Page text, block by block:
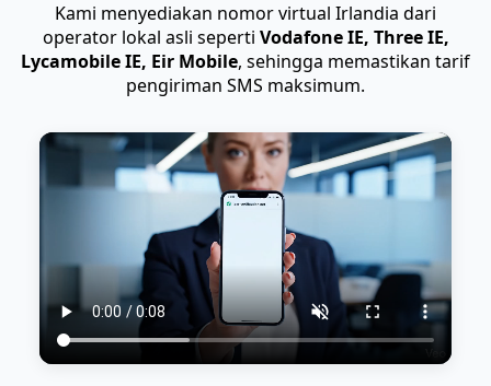
Kami menyediakan nomor virtual Irlandia dari
operator lokal asli seperti Vodafone IE, Three IE,
Lycamobile IE, Eir Mobile, sehingga memastikan tarif
pengiriman SMS maksimum.